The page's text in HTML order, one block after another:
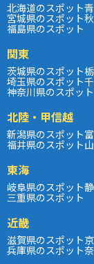
北海道のスポット
宮城県のスポット
福島県のスポット
関東
茨城県のスポット
埼玉県のスポット
神奈川県のスポット
北陸・甲信越
新潟県のスポット
福井県のスポット
東海
岐阜県のスポット
三重県のスポット
近畿
滋賀県のスポット
兵庫県のスポット